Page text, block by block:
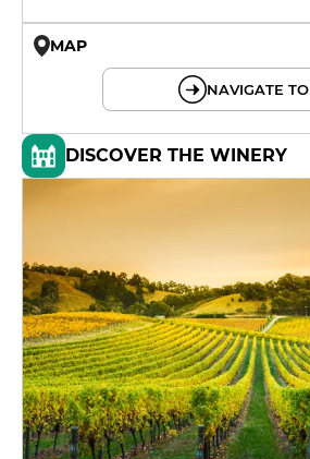
MAP
NAVIGATE TO
DISCOVER THE WINERY